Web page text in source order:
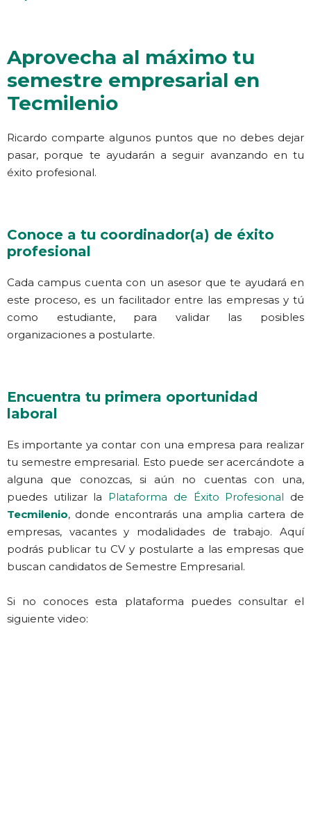
Aprovecha al máximo tu
semestre empresarial en
Tecmilenio
Ricardo comparte algunos puntos que no debes dejar
pasar, porque te ayudarán a seguir avanzando en tu
éxito profesional.
Conoce a tu coordinador(a) de éxito
profesional
Cada campus cuenta con un asesor que te ayudará en
este proceso, es un facilitador entre las empresas y tú
como estudiante, para validar las posibles
organizaciones a postularte.
Encuentra tu primera oportunidad
laboral
Es importante ya contar con una empresa para realizar
tu semestre empresarial. Esto puede ser acercándote a
alguna que conozcas, si aún no cuentas con una,
puedes utilizar la Plataforma de Éxito Profesional de
Tecmilenio, donde encontrarás una amplia cartera de
empresas, vacantes y modalidades de trabajo. Aquí
podrás publicar tu CV y postularte a las empresas que
buscan candidatos de Semestre Empresarial.
Si no conoces esta plataforma puedes consultar el
siguiente video: